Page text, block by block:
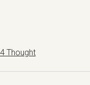
Thought